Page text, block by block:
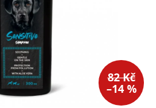
82 Kč
–14 %